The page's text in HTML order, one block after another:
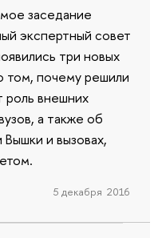
заседание
экспертный совет
три новых
том, почему решили
роль внешних
а также об
и вызовах,
5 декабря 2016